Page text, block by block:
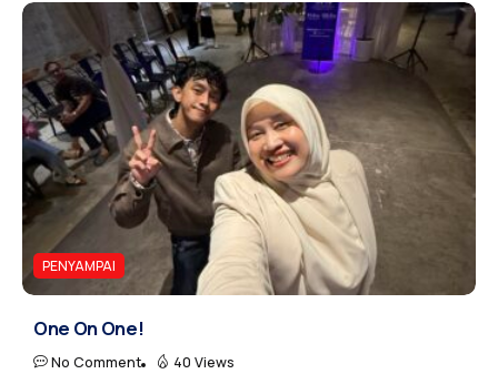
PENYAMPAI
One On One!
No Comment 40 Views